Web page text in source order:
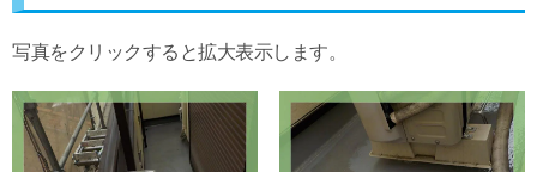
写真をクリックすると拡大表示します。